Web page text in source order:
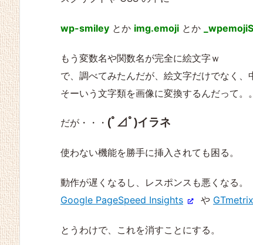
wp-smiley とか img.emoji とか
もう変数名や関数名が完全に絵文字ｗ
で、調べてみたんだが、絵文字だけでなく、
そーいう文字類を画像に変換するんだって。
だが・・・ (ﾟ⊿ﾟ)イラネ
使わない機能を勝手に挿入されても困る。
動作が遅くなるし、レスポンスも悪くなる。
Google PageSpeed Insights
や GTmetrix
とうわけで、これを消すことにする。
Editor の人気に格差が
ある・・・
ォームの URL・メー
ル・名前の入力欄を消
で国コードが ZZ になっ
て全く操作できなくな
ティ強化方法 を更新日時順